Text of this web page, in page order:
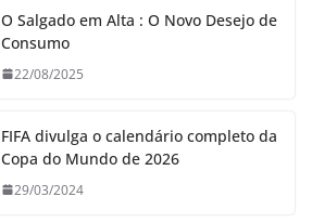
O Salgado em Alta : O Novo Desejo de
Consumo
22/08/2025
FIFA divulga o calendário completo da
Copa do Mundo de 2026
29/03/2024